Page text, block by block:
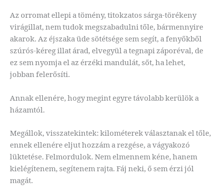
Az orromat ellepi a tömény, titokzatos sárga-törékeny
virágillat, nem tudok megszabadulni tőle, bármennyire
akarok. Az éjszaka üde sötétsége sem segít, a fenyőkből
szúrós-kéreg illat árad, elvegyül a tegnapi záporéval, de
ez sem nyomja el az érzéki mandulát, sőt, ha lehet,
jobban felerősíti.
Annak ellenére, hogy megint egyre távolabb kerülök a
házamtól.
Megállok, visszatekintek: kilométerek választanak el tőle,
ennek ellenére eljut hozzám a rezgése, a vágyakozó
lüktetése. Felmordulok. Nem elmennem kéne, hanem
kielégítenem, segítenem rajta. Fáj neki, ő sem érzi jól
magát.